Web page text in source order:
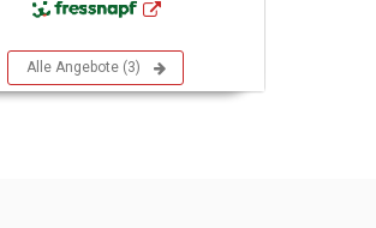
Alle Angebote (3)